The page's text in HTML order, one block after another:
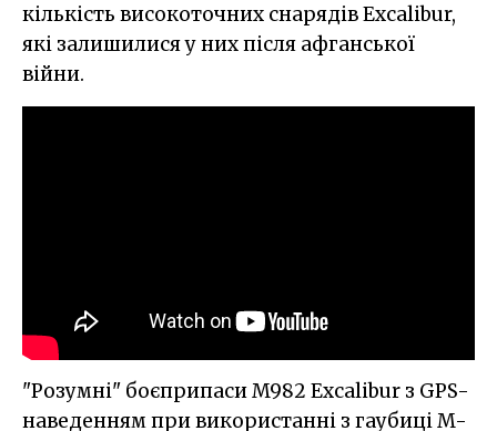
кількість високоточних снарядів Excalibur,
які залишилися у них після афганської
війни.
"Розумні" боєприпаси M982 Excalibur з GPS-
наведенням при використанні з гаубиці M-